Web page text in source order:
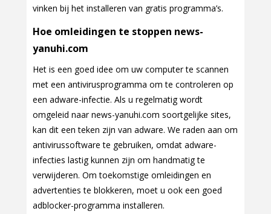
vinken bij het installeren van gratis programma’s.
Hoe omleidingen te stoppen news-
yanuhi.com
Het is een goed idee om uw computer te scannen
met een antivirusprogramma om te controleren op
een adware-infectie. Als u regelmatig wordt
omgeleid naar news-yanuhi.com soortgelijke sites,
kan dit een teken zijn van adware. We raden aan om
antivirussoftware te gebruiken, omdat adware-
infecties lastig kunnen zijn om handmatig te
verwijderen. Om toekomstige omleidingen en
advertenties te blokkeren, moet u ook een goed
adblocker-programma installeren.